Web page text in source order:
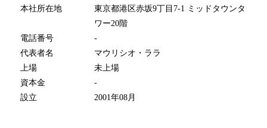
本社所在地
東京都港区赤坂9丁目7-1 ミッドタウンタ
ワー20階
電話番号
-
代表者名
マウリシオ・ララ
上場
未上場
資本金
-
設立
2001年08月